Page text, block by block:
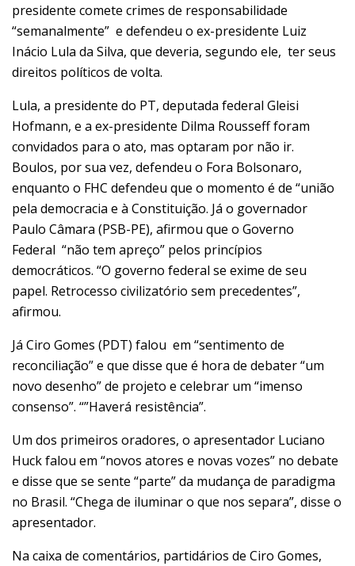
presidente comete crimes de responsabilidade
“semanalmente” e defendeu o ex-presidente Luiz
Inácio Lula da Silva, que deveria, segundo ele, ter seus
direitos políticos de volta.
Lula, a presidente do PT, deputada federal Gleisi
Hofmann, e a ex-presidente Dilma Rousseff foram
convidados para o ato, mas optaram por não ir.
Boulos, por sua vez, defendeu o Fora Bolsonaro,
enquanto o FHC defendeu que o momento é de “união
pela democracia e à Constituição. Já o governador
Paulo Câmara (PSB-PE), afirmou que o Governo
Federal “não tem apreço” pelos princípios
democráticos. “O governo federal se exime de seu
papel. Retrocesso civilizatório sem precedentes”,
afirmou.
Já Ciro Gomes (PDT) falou em “sentimento de
reconciliação” e que disse que é hora de debater “um
novo desenho” de projeto e celebrar um “imenso
consenso”. “”Haverá resistência”.
Um dos primeiros oradores, o apresentador Luciano
Huck falou em “novos atores e novas vozes” no debate
e disse que se sente “parte” da mudança de paradigma
no Brasil. “Chega de iluminar o que nos separa”, disse o
apresentador.
Na caixa de comentários, partidários de Ciro Gomes,